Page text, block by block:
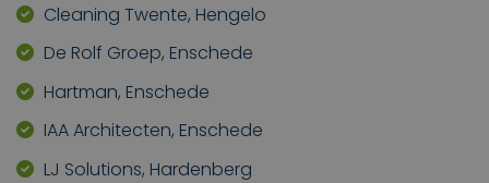
Cleaning Twente, Hengelo
De Rolf Groep, Enschede
Hartman, Enschede
IAA Architecten, Enschede
LJ Solutions, Hardenberg